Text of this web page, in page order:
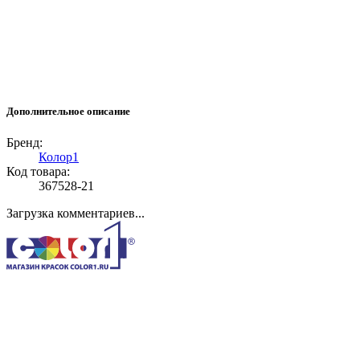
Дополнительное описание
Бренд:
Колор1
Код товара:
367528-21
Загрузка комментариев...